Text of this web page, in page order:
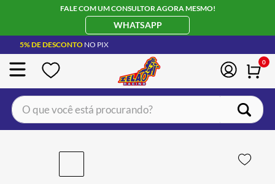
FALE COM UM CONSULTOR AGORA MESMO!
WHATSAPP
5% DE DESCONTO NO PIX
0
O que você está procurando?
CAPACETE LS2
BOTA